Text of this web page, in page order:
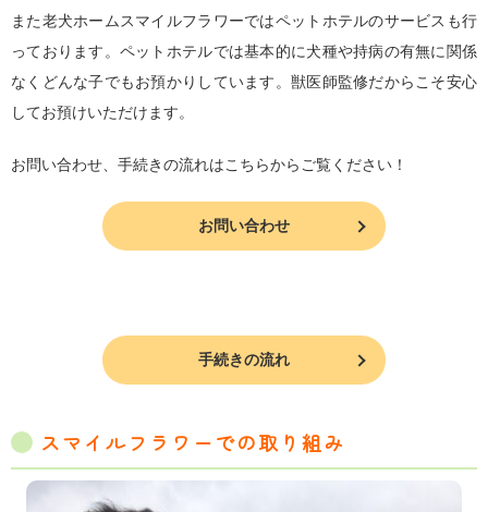
また老犬ホームスマイルフラワーではペットホテルのサービスも行
っております。ペットホテルでは基本的に犬種や持病の有無に関係
なくどんな子でもお預かりしています。獣医師監修だからこそ安心
してお預けいただけます。
お問い合わせ、手続きの流れはこちらからご覧ください！
お問い合わせ
手続きの流れ
スマイルフラワーでの取り組み